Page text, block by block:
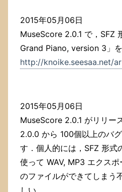
2015年05月06日
MuseScore 2.0.1 で，SFZ
Grand Piano, version 3」を
http://knoike.seesaa.net/
2015年05月06日
MuseScore 2.0.1 がリリー
2.0.0 から 100個以上のバ
す．個人的には，SFZ 形式
使って WAV, MP3 エクス
のファイルができてしまう
しい．